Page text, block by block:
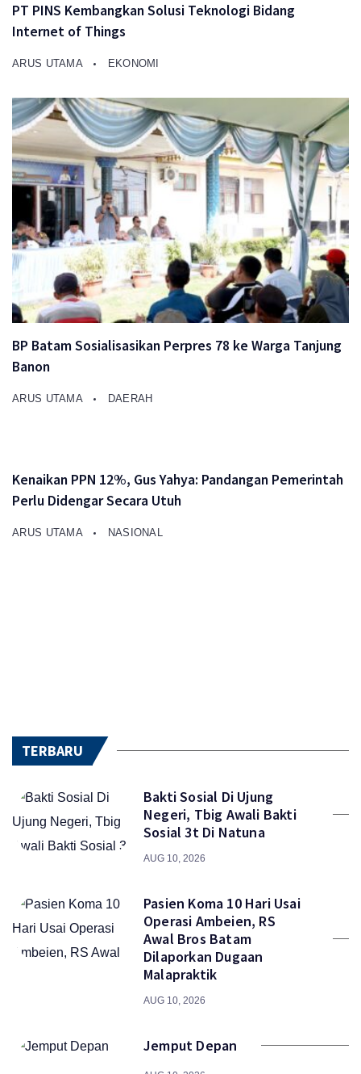
PT PINS Kembangkan Solusi Teknologi Bidang
Internet of Things
ARUS UTAMA EKONOMI
BP Batam Sosialisasikan Perpres 78 ke Warga Tanjung
Banon
ARUS UTAMA DAERAH
Kenaikan PPN 12%, Gus Yahya: Pandangan Pemerintah
Perlu Didengar Secara Utuh
ARUS UTAMA NASIONAL
TERBARU
Bakti Sosial Di Ujung
Negeri, Tbig Awali Bakti
Sosial 3t Di Natuna
AUG 10, 2026
Pasien Koma 10 Hari Usai
Operasi Ambeien, RS
Awal Bros Batam
Dilaporkan Dugaan
Malapraktik
AUG 10, 2026
Jemput Depan